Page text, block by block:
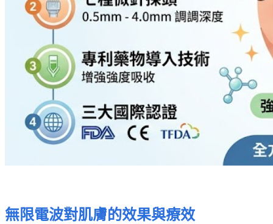
無限電波對肌膚的效果與療效